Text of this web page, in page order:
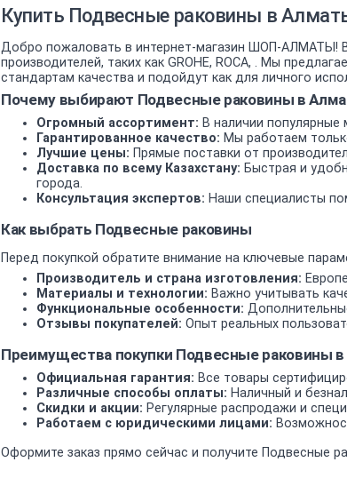
Купить Подвесные раковины в
Добро пожаловать в интернет-магазин ШОП-АЛМАТЫ!
производителей, таких как GROHE, ROCA, . Мы
стандартам качества и подойдут как для личного
Почему выбирают Подвесные раковины в
Огромный ассортимент: В наличии популярные
Гарантированное качество: Мы работаем
Лучшие цены: Прямые поставки от
Доставка по всему Казахстану: Быстрая и
города.
Консультация экспертов: Наши специалисты
Как выбрать Подвесные раковины
Перед покупкой обратите внимание на ключевые
Производитель и страна изготовления:
Материалы и технологии: Важно учитывать
Функциональные особенности:
Отзывы покупателей: Опыт реальных
Преимущества покупки Подвесные
Официальная гарантия: Все товары
Различные способы оплаты: Наличный и
Скидки и акции: Регулярные распродажи и
Работаем с юридическими лицами:
Оформите заказ прямо сейчас и получите Подвесные